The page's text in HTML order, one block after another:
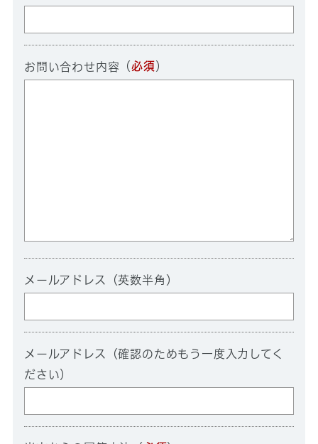
お問い合わせ内容 （必須 ）
メールアドレス（英数半角）
メールアドレス（確認のためもう一度入力してく
ださい）